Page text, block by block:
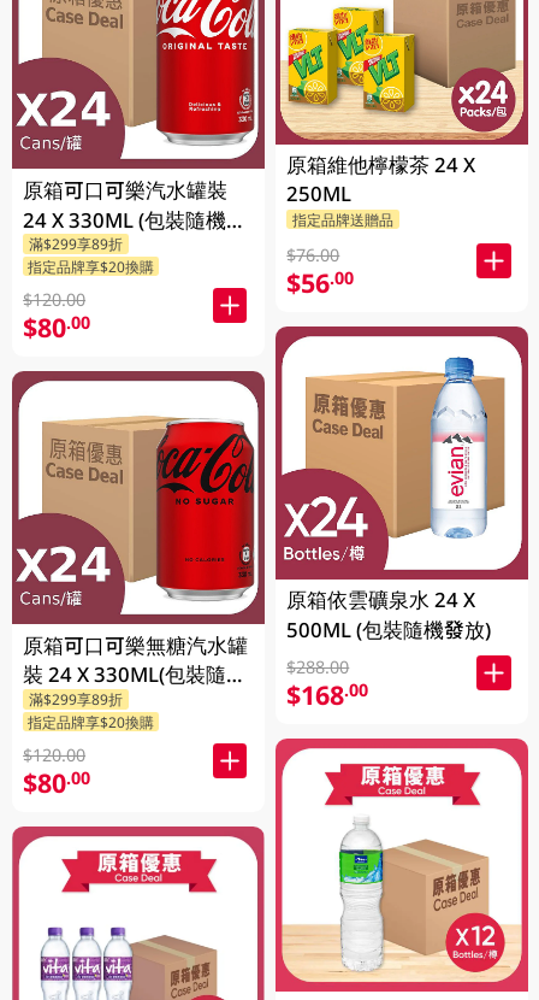
原箱可口可樂汽水罐裝
24 X 330ML (包裝隨機發
送)
滿$299享89折
指定品牌享$20換購
$120.00
$80.00
原箱可口可樂無糖汽水罐
裝 24 X 330ML(包裝隨機
發送)
滿$299享89折
指定品牌享$20換購
$120.00
$80.00
原箱維他檸檬茶 24 X
250ML
指定品牌送贈品
$76.00
$56.00
原箱依雲礦泉水 24 X
500ML (包裝隨機發放)
$288.00
$168.00